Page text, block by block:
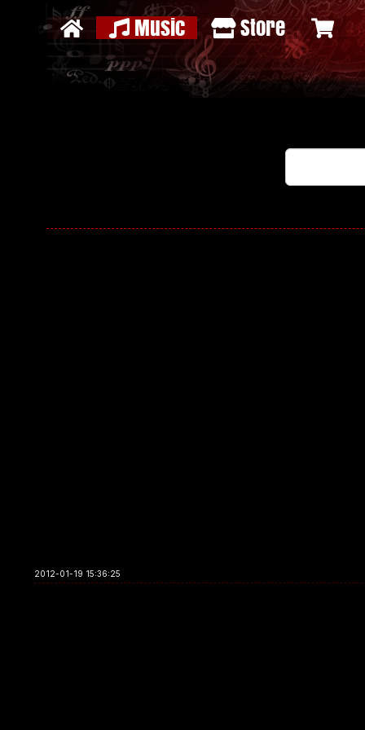
Music Store
2012-01-19 15:36:25